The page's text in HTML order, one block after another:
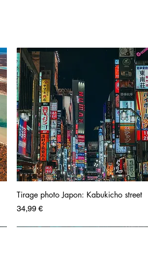
Tirage photo Japon: Kabukicho street
Prix
34,99 €